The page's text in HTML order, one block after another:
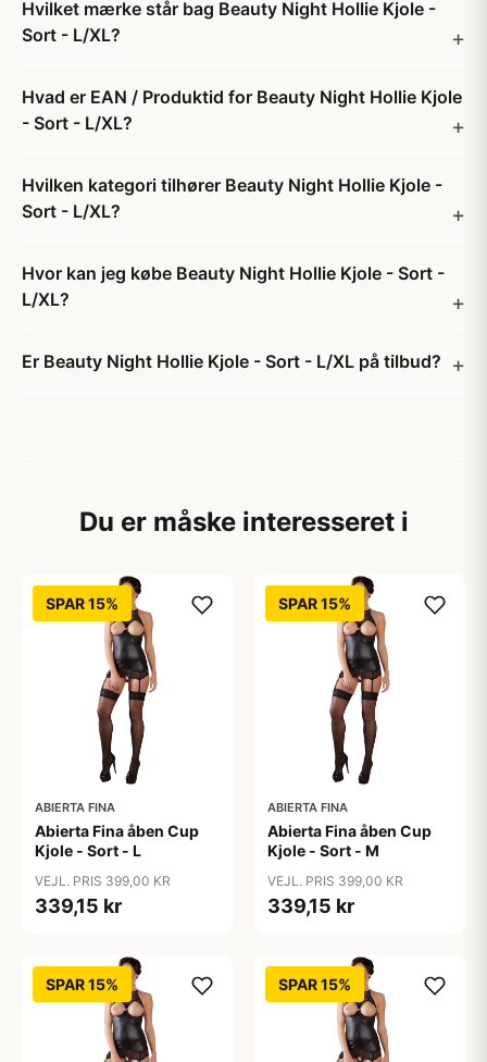
Hvilket mærke står bag Beauty Night Hollie Kjole -
Sort - L/XL?
Hvad er EAN / Produktid for Beauty Night Hollie Kjole
- Sort - L/XL?
Hvilken kategori tilhører Beauty Night Hollie Kjole -
Sort - L/XL?
Hvor kan jeg købe Beauty Night Hollie Kjole - Sort -
L/XL?
Er Beauty Night Hollie Kjole - Sort - L/XL på tilbud?
Du er måske interesseret i
SPAR 15%
ABIERTA FINA
Abierta Fina åben Cup
Kjole - Sort - L
VEJL. PRIS 399,00 KR
339,15 kr
SPAR 15%
ABIERTA FINA
Abierta Fina åben Cup
Kjole - Sort - M
VEJL. PRIS 399,00 KR
339,15 kr
SPAR 15% SPAR 15%